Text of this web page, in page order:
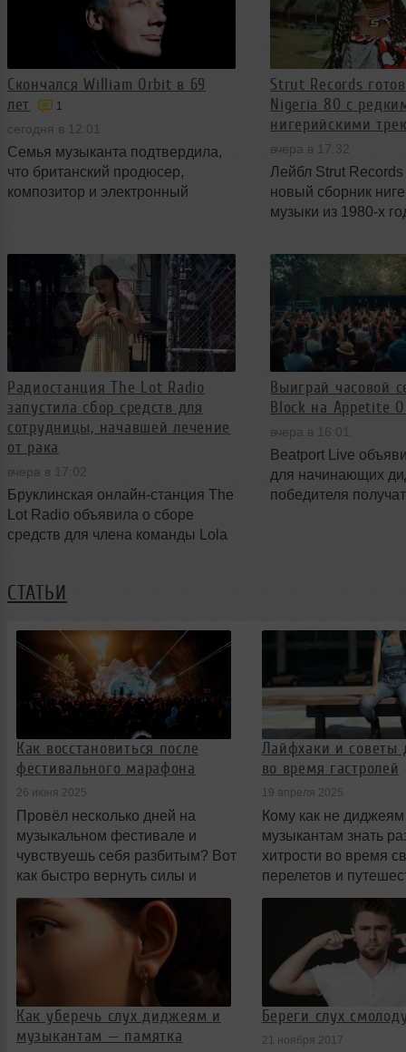
подтвердили, что
музыке
Скончался William Orbit в 69
лет
1
сегодня в 12:01
Семья музыканта подтвердила,
что британский продюсер,
композитор и электронный
раскрывается; Orbit умер дома в
возрасте 69 лет.
Strut Records
Nigeria 80 с
нигерийскими
вчера в 17:32
Лейбл Strut
новый сборник
музыки из 1980-х
войдут 13 треков
а физический релиз
лимитированным.
Радиостанция The Lot Radio
запустила сбор средств для
сотрудницы, начавшей лечение
от рака
вчера в 17:02
Бруклинская онлайн-станция The
Lot Radio объявила о сборе
средств для члена команды Lola
организован через платформу
покрыть хирургическое
вмешательство и повседневные
расходы в период лечения.
Выиграй часовой
Block на Appetite
вчера в 16:01
Beatport Live
для начинающих
победителя
СТАТЬИ
Как восстановиться после
фестивального марафона
26 июня 2025
Провёл несколько дней на
музыкальном фестивале и
чувствуешь себя разбитым? Вот
как быстро вернуть силы и
прийти в норму.
Лайфхаки и советы
во время гастролей
19 апреля 2025
Кому как не
музыкантам знать
хитрости во время
перелетов и
Как уберечь слух диджеям и
музыкантам — памятка
Береги слух
21 ноября 2017